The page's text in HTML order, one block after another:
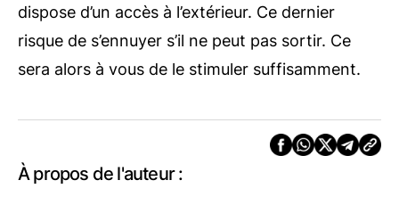
dispose d’un accès à l’extérieur. Ce dernier
risque de s’ennuyer s’il ne peut pas sortir. Ce
sera alors à vous de le stimuler suffisamment.
À propos de l'auteur :